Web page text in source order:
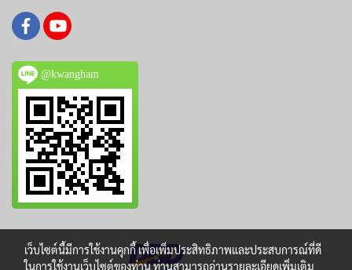
@kwangham
เว็บไซต์นี้มีการใช้งานคุกกี้ เพื่อเพิ่มประสิทธิภาพและประสบการณ์ที่ดี
ในการใช้งานเว็บไซต์ของท่าน ท่านสามารถอ่านรายละเอียดเพิ่มเติม